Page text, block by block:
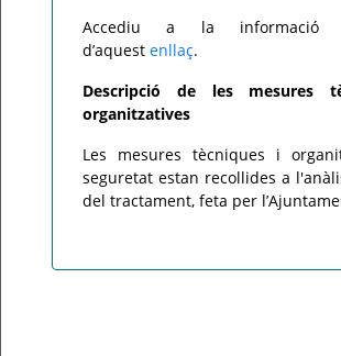
Accediu a la informació
d’aquest enllaç.
Descripció de les mesures
organitzatives
Les mesures tècniques i
seguretat estan recollides a
del tractament, feta per